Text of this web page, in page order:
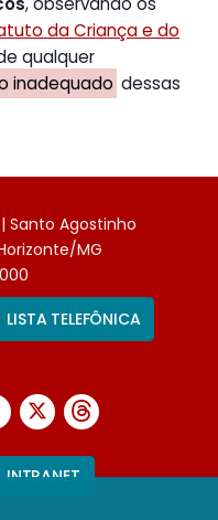
da Criança e do
qualquer
inadequado dessas
Santo Agostinho
MG
LISTA TELEFÔNICA
INTRANET